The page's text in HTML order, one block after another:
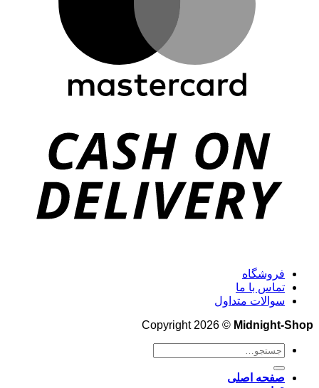
فروشگاه
تماس با ما
سوالات متداول
Copyright 2026 © Midnight-Shop
جستجو
صفحه اصلی